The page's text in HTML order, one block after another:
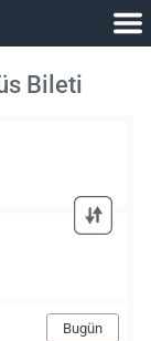
Bileti
Bugün